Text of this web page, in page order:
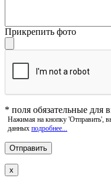
Прикрепить фото
* поля обязательные для
Нажимая на кнопку 'Отправить',
данных подробнее...
x